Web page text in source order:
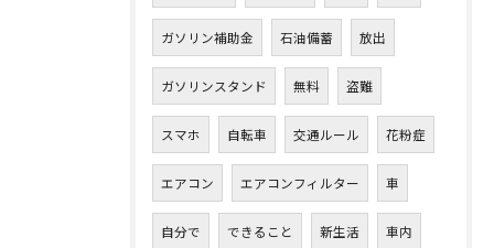
ガソリン補助金 石油備蓄 放出
ガソリンスタンド 無料 盗難
スマホ 自転車 交通ルール 花粉症
エアコン エアコンフィルター 車
自分で できること 新生活 車内